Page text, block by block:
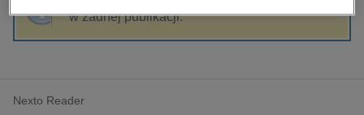
hobby, sport, rozrywka
komputery, internet, technologie, informatyka
polityka, społeczno-informacyjne
w żadnej publikacji.
Nexto Reader